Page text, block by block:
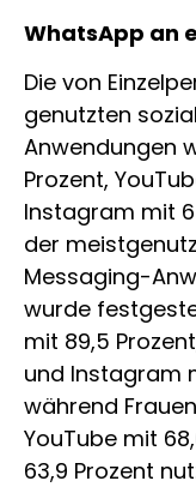
WhatsApp an
Die von
genutzten
Anwendungen
Prozent,
Instagram mit
der
Messaging-
wurde
mit 89,5
und Instagram
während
YouTube mit
63,9 Prozent